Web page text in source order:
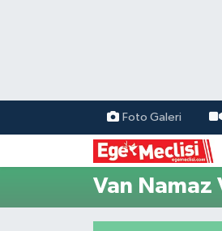
Foto Galeri
Van Namaz
EKONOMİ
GÜNCEL